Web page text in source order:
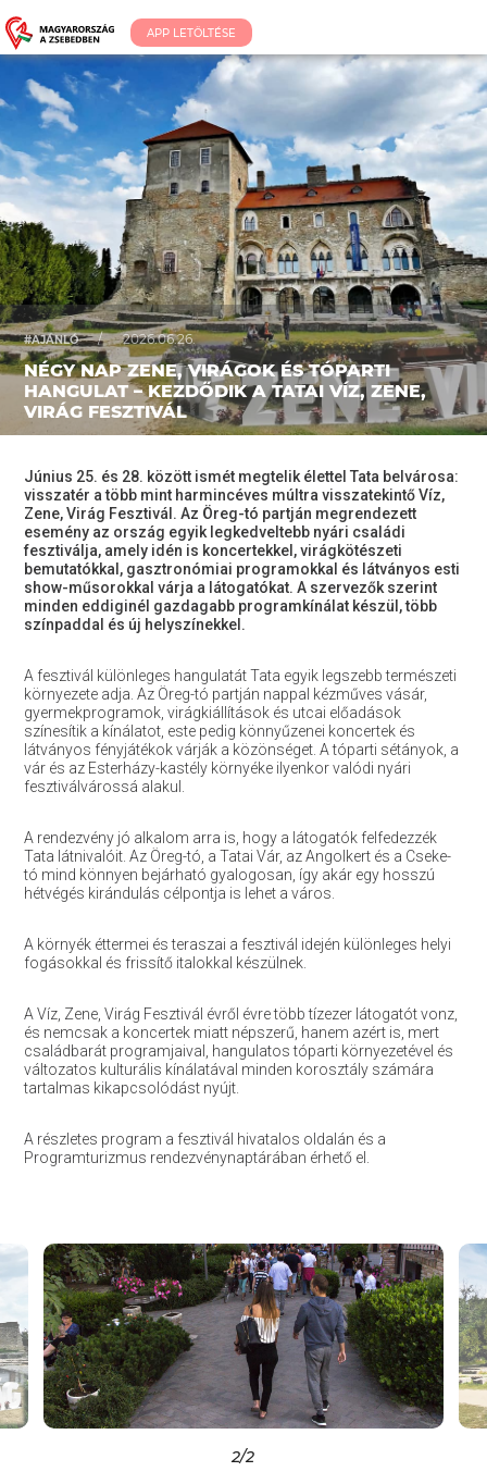
APP LETÖLTÉSE
#AJÁNLÓ / 2026.06.26.
NÉGY NAP ZENE, VIRÁGOK ÉS TÓPARTI
HANGULAT – KEZDŐDIK A TATAI VÍZ, ZENE,
VIRÁG FESZTIVÁL
Június 25. és 28. között ismét megtelik élettel Tata belvárosa:
visszatér a több mint harmincéves múltra visszatekintő Víz,
Zene, Virág Fesztivál. Az Öreg-tó partján megrendezett
esemény az ország egyik legkedveltebb nyári családi
fesztiválja, amely idén is koncertekkel, virágkötészeti
bemutatókkal, gasztronómiai programokkal és látványos esti
show-műsorokkal várja a látogatókat. A szervezők szerint
minden eddiginél gazdagabb programkínálat készül, több
színpaddal és új helyszínekkel.
A fesztivál különleges hangulatát Tata egyik legszebb természeti
környezete adja. Az Öreg-tó partján nappal kézműves vásár,
gyermekprogramok, virágkiállítások és utcai előadások
színesítik a kínálatot, este pedig könnyűzenei koncertek és
látványos fényjátékok várják a közönséget. A tóparti sétányok, a
vár és az Esterházy-kastély környéke ilyenkor valódi nyári
fesztiválvárossá alakul.
A rendezvény jó alkalom arra is, hogy a látogatók felfedezzék
Tata látnivalóit. Az Öreg-tó, a Tatai Vár, az Angolkert és a Cseke-
tó mind könnyen bejárható gyalogosan, így akár egy hosszú
hétvégés kirándulás célpontja is lehet a város.
A környék éttermei és teraszai a fesztivál idején különleges helyi
fogásokkal és frissítő italokkal készülnek.
A Víz, Zene, Virág Fesztivál évről évre több tízezer látogatót vonz,
és nemcsak a koncertek miatt népszerű, hanem azért is, mert
családbarát programjaival, hangulatos tóparti környezetével és
változatos kulturális kínálatával minden korosztály számára
tartalmas kikapcsolódást nyújt.
A részletes program a fesztivál hivatalos oldalán és a
Programturizmus rendezvénynaptárában érhető el.
2/2